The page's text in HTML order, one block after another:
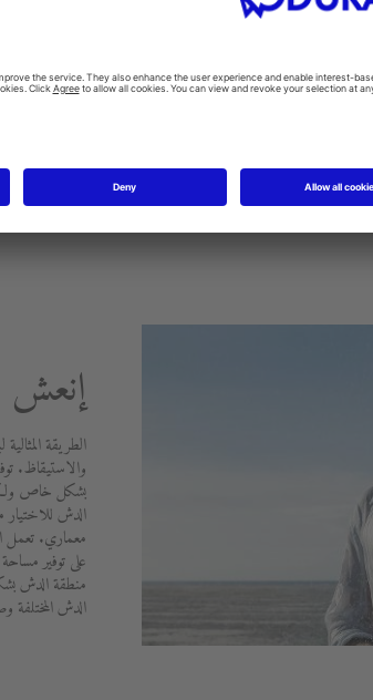
الطريقة
بشكل خاص
الدش للاختيار
على توفير
منطقة الدش
الدش